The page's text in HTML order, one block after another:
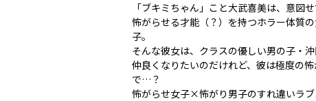
「ブキミちゃん」こと大武喜美は、意図
怖がらせる才能（？）を持つホラー体質
子。
そんな彼女は、クラスの優しい男の子・
仲良くなりたいのだけれど、彼は極度の怖
で…？
怖がらせ女子×怖がり男子のすれ違いラブ